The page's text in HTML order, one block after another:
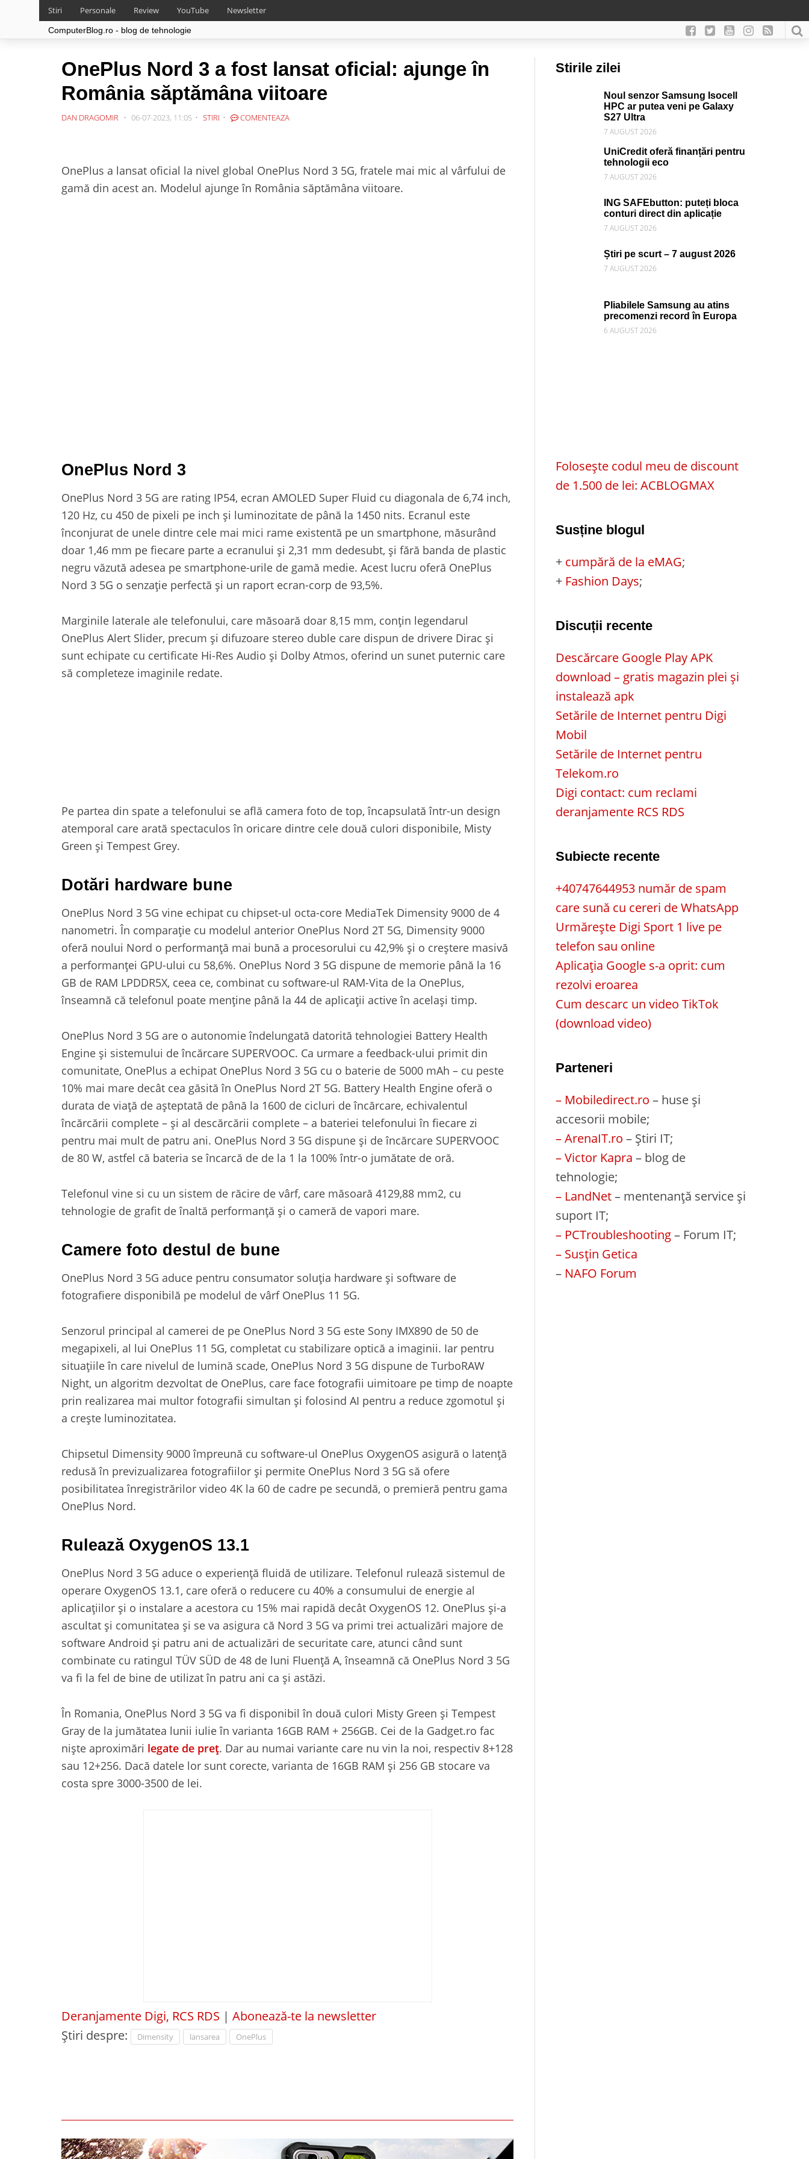
Stiri Personale Review YouTube Newsletter
ComputerBlog.ro - blog de tehnologie
OnePlus Nord 3 a fost lansat oficial: ajunge în
România săptămâna viitoare
DAN DRAGOMIR 06-07-2023, 11:05 STIRI COMENTEAZA
OnePlus a lansat oficial la nivel global OnePlus Nord 3 5G, fratele mai mic al vârfului de
gamă din acest an. Modelul ajunge în România săptămâna viitoare.
OnePlus Nord 3
OnePlus Nord 3 5G are rating IP54, ecran AMOLED Super Fluid cu diagonala de 6,74 inch,
120 Hz, cu 450 de pixeli pe inch și luminozitate de până la 1450 nits. Ecranul este
înconjurat de unele dintre cele mai mici rame existentă pe un smartphone, măsurând
doar 1,46 mm pe fiecare parte a ecranului și 2,31 mm dedesubt, și fără banda de plastic
negru văzută adesea pe smartphone-urile de gamă medie. Acest lucru oferă OnePlus
Nord 3 5G o senzație perfectă și un raport ecran-corp de 93,5%.
Marginile laterale ale telefonului, care măsoară doar 8,15 mm, conțin legendarul
OnePlus Alert Slider, precum și difuzoare stereo duble care dispun de drivere Dirac și
sunt echipate cu certificate Hi-Res Audio și Dolby Atmos, oferind un sunet puternic care
să completeze imaginile redate.
Pe partea din spate a telefonului se află camera foto de top, încapsulată într-un design
atemporal care arată spectaculos în oricare dintre cele două culori disponibile, Misty
Green și Tempest Grey.
Dotări hardware bune
OnePlus Nord 3 5G vine echipat cu chipset-ul octa-core MediaTek Dimensity 9000 de 4
nanometri. În comparație cu modelul anterior OnePlus Nord 2T 5G, Dimensity 9000
oferă noului Nord o performanță mai bună a procesorului cu 42,9% și o creștere masivă
a performanței GPU-ului cu 58,6%. OnePlus Nord 3 5G dispune de memorie până la 16
GB de RAM LPDDR5X, ceea ce, combinat cu software-ul RAM-Vita de la OnePlus,
înseamnă că telefonul poate menține până la 44 de aplicații active în același timp.
OnePlus Nord 3 5G are o autonomie îndelungată datorită tehnologiei Battery Health
Engine și sistemului de încărcare SUPERVOOC. Ca urmare a feedback-ului primit din
comunitate, OnePlus a echipat OnePlus Nord 3 5G cu o baterie de 5000 mAh – cu peste
10% mai mare decât cea găsită în OnePlus Nord 2T 5G. Battery Health Engine oferă o
durata de viață de așteptată de până la 1600 de cicluri de încărcare, echivalentul
încărcării complete – și al descărcării complete – a bateriei telefonului în fiecare zi
pentru mai mult de patru ani. OnePlus Nord 3 5G dispune și de încărcare SUPERVOOC
de 80 W, astfel că bateria se încarcă de de la 1 la 100% într-o jumătate de oră.
Telefonul vine si cu un sistem de răcire de vârf, care măsoară 4129,88 mm2, cu
tehnologie de grafit de înaltă performanță și o cameră de vapori mare.
Camere foto destul de bune
OnePlus Nord 3 5G aduce pentru consumator soluția hardware și software de
fotografiere disponibilă pe modelul de vârf OnePlus 11 5G.
Senzorul principal al camerei de pe OnePlus Nord 3 5G este Sony IMX890 de 50 de
megapixeli, al lui OnePlus 11 5G, completat cu stabilizare optică a imaginii. Iar pentru
situațiile în care nivelul de lumină scade, OnePlus Nord 3 5G dispune de TurboRAW
Night, un algoritm dezvoltat de OnePlus, care face fotografii uimitoare pe timp de noapte
prin realizarea mai multor fotografii simultan și folosind AI pentru a reduce zgomotul și
a crește luminozitatea.
Chipsetul Dimensity 9000 împreună cu software-ul OnePlus OxygenOS asigură o latență
redusă în previzualizarea fotografiilor și permite OnePlus Nord 3 5G să ofere
posibilitatea înregistrărilor video 4K la 60 de cadre pe secundă, o premieră pentru gama
OnePlus Nord.
Rulează OxygenOS 13.1
OnePlus Nord 3 5G aduce o experiență fluidă de utilizare. Telefonul rulează sistemul de
operare OxygenOS 13.1, care oferă o reducere cu 40% a consumului de energie al
aplicațiilor și o instalare a acestora cu 15% mai rapidă decât OxygenOS 12. OnePlus și-a
ascultat și comunitatea și se va asigura că Nord 3 5G va primi trei actualizări majore de
software Android și patru ani de actualizări de securitate care, atunci când sunt
combinate cu ratingul TÜV SÜD de 48 de luni Fluență A, înseamnă că OnePlus Nord 3 5G
va fi la fel de bine de utilizat în patru ani ca și astăzi.
În Romania, OnePlus Nord 3 5G va fi disponibil în două culori Misty Green și Tempest
Gray de la jumătatea lunii iulie în varianta 16GB RAM + 256GB. Cei de la Gadget.ro fac
niște aproximări legate de preț. Dar au numai variante care nu vin la noi, respectiv 8+128
sau 12+256. Dacă datele lor sunt corecte, varianta de 16GB RAM și 256 GB stocare va
costa spre 3000-3500 de lei.
Deranjamente Digi, RCS RDS | Abonează-te la newsletter
Știri despre:
Dimensity lansarea OnePlus
Stirile zilei
Noul senzor Samsung Isocell
HPC ar putea veni pe Galaxy
S27 Ultra
7 AUGUST 2026
UniCredit oferă finanțări pentru
tehnologii eco
7 AUGUST 2026
ING SAFEbutton: puteți bloca
conturi direct din aplicație
7 AUGUST 2026
Știri pe scurt – 7 august 2026
7 AUGUST 2026
Pliabilele Samsung au atins
precomenzi record în Europa
6 AUGUST 2026
Folosește codul meu de discount
de 1.500 de lei: ACBLOGMAX
Susține blogul
+ cumpără de la eMAG;
+ Fashion Days;
Discuții recente
Descărcare Google Play APK
download – gratis magazin plei și
instalează apk
Setările de Internet pentru Digi
Mobil
Setările de Internet pentru
Telekom.ro
Digi contact: cum reclami
deranjamente RCS RDS
Subiecte recente
+40747644953 număr de spam
care sună cu cereri de WhatsApp
Urmărește Digi Sport 1 live pe
telefon sau online
Aplicația Google s-a oprit: cum
rezolvi eroarea
Cum descarc un video TikTok
(download video)
Parteneri
– Mobiledirect.ro – huse și
accesorii mobile;
– ArenaIT.ro – Știri IT;
– Victor Kapra – blog de
tehnologie;
– LandNet– mentenanță service și
suport IT;
– PCTroubleshooting– Forum IT;
– Susțin Getica
– NAFO Forum